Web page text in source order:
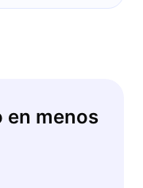
en menos